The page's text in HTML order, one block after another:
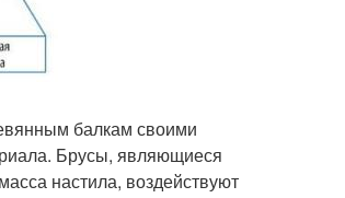
балкам своими
Брусы, являющиеся
настила, воздействуют